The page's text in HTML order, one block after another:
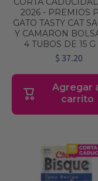
2026 - PREMIOS
GATO TASTY CAT
Y CAMARON
4 TUBOS DE 15 G
$ 37.20
Agregar
carrito